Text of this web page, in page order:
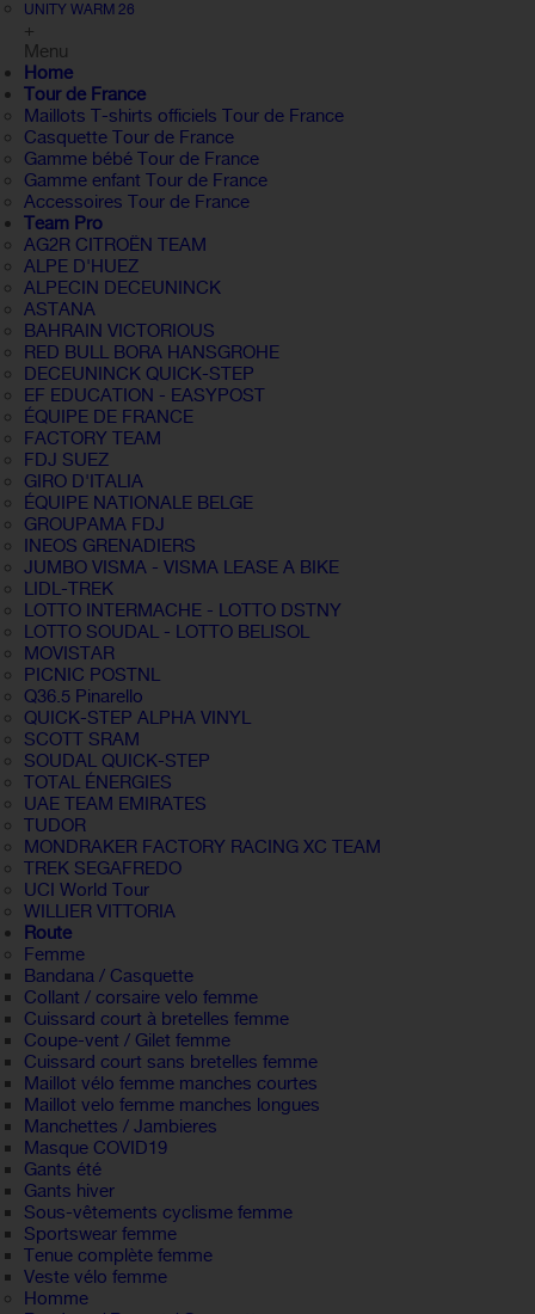
UNITY WARM 26
+
Menu
Home
Tour de France
Maillots T-shirts officiels Tour de France
Casquette Tour de France
Gamme bébé Tour de France
Gamme enfant Tour de France
Accessoires Tour de France
Team Pro
AG2R CITROËN TEAM
ALPE D'HUEZ
ALPECIN DECEUNINCK
ASTANA
BAHRAIN VICTORIOUS
RED BULL BORA HANSGROHE
DECEUNINCK QUICK-STEP
EF EDUCATION - EASYPOST
ÉQUIPE DE FRANCE
FACTORY TEAM
FDJ SUEZ
GIRO D'ITALIA
ÉQUIPE NATIONALE BELGE
GROUPAMA FDJ
INEOS GRENADIERS
JUMBO VISMA - VISMA LEASE A BIKE
LIDL-TREK
LOTTO INTERMACHE - LOTTO DSTNY
LOTTO SOUDAL - LOTTO BELISOL
MOVISTAR
PICNIC POSTNL
Q36.5 Pinarello
QUICK-STEP ALPHA VINYL
SCOTT SRAM
SOUDAL QUICK-STEP
TOTAL ÉNERGIES
UAE TEAM EMIRATES
TUDOR
MONDRAKER FACTORY RACING XC TEAM
TREK SEGAFREDO
UCI World Tour
WILLIER VITTORIA
Route
Femme
Bandana / Casquette
Collant / corsaire velo femme
Cuissard court à bretelles femme
Coupe-vent / Gilet femme
Cuissard court sans bretelles femme
Maillot vélo femme manches courtes
Maillot velo femme manches longues
Manchettes / Jambieres
Masque COVID19
Gants été
Gants hiver
Sous-vêtements cyclisme femme
Sportswear femme
Tenue complète femme
Veste vélo femme
Homme